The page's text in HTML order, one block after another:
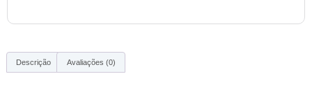
Descrição Avaliações (0)